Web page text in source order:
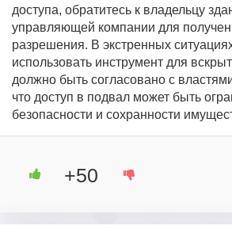
доступа, обратитесь к владельцу
управляющей компании для
разрешения. В экстренных
использовать инструмент для
должно быть согласовано с
что доступ в подвал может быть
безопасности и сохранности
+50